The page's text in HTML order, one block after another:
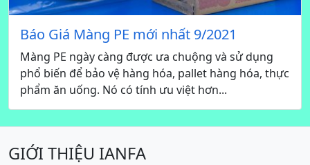
Báo Giá Màng PE mới nhất 9/2021
Màng PE ngày càng được ưa chuộng và sử dụng
phổ biến để bảo vệ hàng hóa, pallet hàng hóa, thực
phẩm ăn uống. Nó có tính ưu việt hơn...
GIỚI THIỆU IANFA